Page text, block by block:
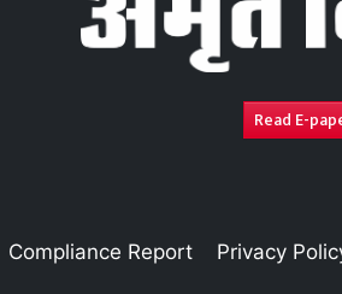
Read E-
Compliance Report Privacy